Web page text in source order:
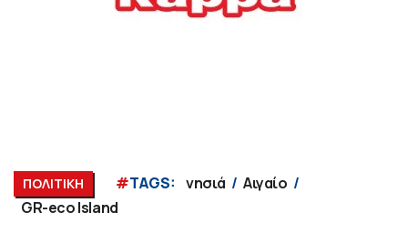
ΠΟΛΙΤΙΚΗ #TAGS: νησιά
Αιγαίο
GR-eco Island